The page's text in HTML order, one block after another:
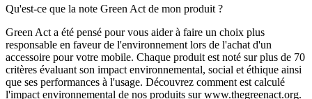
Qu'est-ce que la note Green Act de mon produit ?
Green Act a été pensé pour vous aider à faire un choix plus
responsable en faveur de l'environnement lors de l'achat d'un
accessoire pour votre mobile. Chaque produit est noté sur plus de 70
critères évaluant son impact environnemental, social et éthique ainsi
que ses performances à l'usage. Découvrez comment est calculé
l'impact environnemental de nos produits sur www.thegreenact.org.